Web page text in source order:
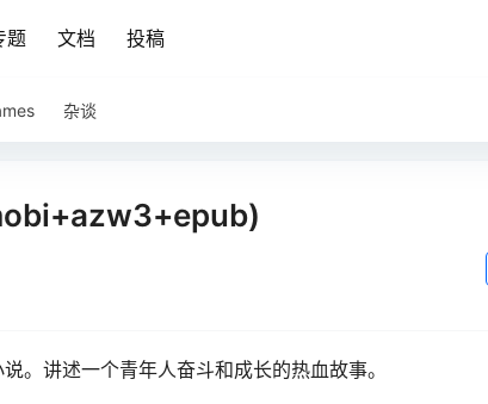
题 文档 投稿
杂谈
。讲述一个青年人奋斗和成长的热血故事。